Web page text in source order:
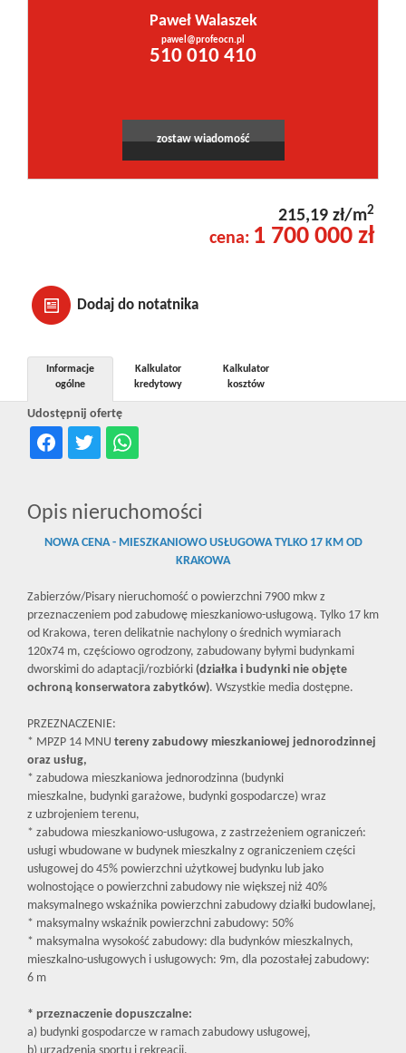
Paweł Walaszek
pawel@profeocn.pl
510 010 410
zostaw wiadomość
215,19 zł/m2
cena: 1 700 000 zł
Dodaj do notatnika
Udostępnij ofertę
Informacje
ogólne
Kalkulator
kredytowy
Kalkulator
kosztów
Opis nieruchomości
NOWA CENA - MIESZKANIOWO USŁUGOWA TYLKO 17 KM OD
KRAKOWA
Zabierzów/Pisary nieruchomość o powierzchni 7900 mkw z
przeznaczeniem pod zabudowę mieszkaniowo-usługową. Tylko 17 km
od Krakowa, teren delikatnie nachylony o średnich wymiarach
120x74 m, częściowo ogrodzony, zabudowany byłymi budynkami
dworskimi do adaptacji/rozbiórki (działka i budynki nie objęte
ochroną konserwatora zabytków). Wszystkie media dostępne.
PRZEZNACZENIE:
* MPZP 14 MNU tereny zabudowy mieszkaniowej jednorodzinnej
oraz usług,
* zabudowa mieszkaniowa jednorodzinna (budynki
mieszkalne, budynki garażowe, budynki gospodarcze) wraz
z uzbrojeniem terenu,
* zabudowa mieszkaniowo-usługowa, z zastrzeżeniem ograniczeń:
usługi wbudowane w budynek mieszkalny z ograniczeniem części
usługowej do 45% powierzchni użytkowej budynku lub jako
wolnostojące o powierzchni zabudowy nie większej niż 40%
maksymalnego wskaźnika powierzchni zabudowy działki budowlanej,
* maksymalny wskaźnik powierzchni zabudowy: 50%
* maksymalna wysokość zabudowy: dla budynków mieszkalnych,
mieszkalno-usługowych i usługowych: 9m, dla pozostałej zabudowy:
6 m
* przeznaczenie dopuszczalne:
a) budynki gospodarcze w ramach zabudowy usługowej,